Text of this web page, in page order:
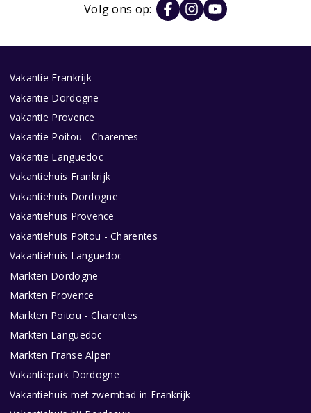
Volg ons op:
Vakantie Frankrijk
Vakantie Dordogne
Vakantie Provence
Vakantie Poitou - Charentes
Vakantie Languedoc
Vakantiehuis Frankrijk
Vakantiehuis Dordogne
Vakantiehuis Provence
Vakantiehuis Poitou - Charentes
Vakantiehuis Languedoc
Markten Dordogne
Markten Provence
Markten Poitou - Charentes
Markten Languedoc
Markten Franse Alpen
Vakantiepark Dordogne
Vakantiehuis met zwembad in Frankrijk